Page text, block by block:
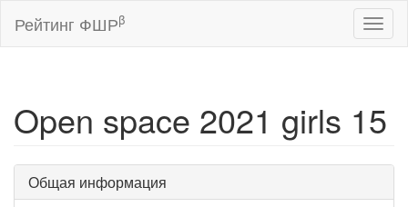
Рейтинг ФШРβ
Open space 2021 girls 15
Общая информация